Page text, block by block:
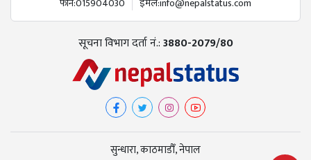
सूचना विभाग दर्ता नं.:3880-2079/80
सुन्धारा, काठमाडौँ, नेपाल